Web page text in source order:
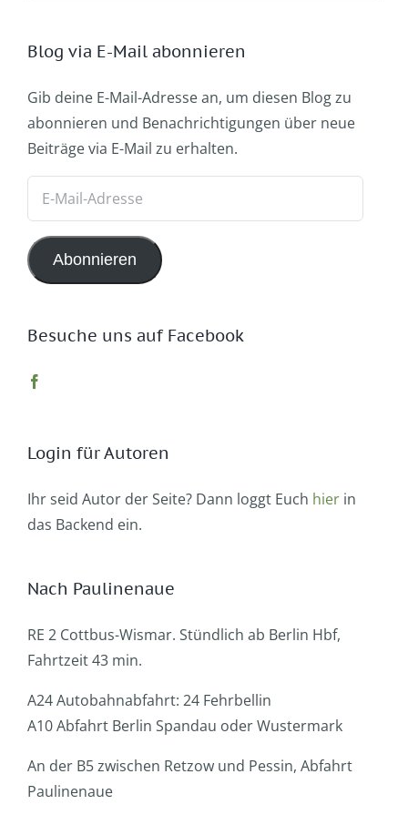
Blog via E-Mail abonnieren
Gib deine E-Mail-Adresse an, um diesen Blog zu
abonnieren und Benachrichtigungen über neue
Beiträge via E-Mail zu erhalten.
Adresse
Abonnieren
Besuche uns auf Facebook
Login für Autoren
Ihr seid Autor der Seite? Dann loggt Euch hier in
das Backend ein.
Nach Paulinenaue
RE 2 Cottbus-Wismar. Stündlich ab Berlin Hbf,
Fahrtzeit 43 min.
A24 Autobahnabfahrt: 24 Fehrbellin
A10 Abfahrt Berlin Spandau oder Wustermark
An der B5 zwischen Retzow und Pessin, Abfahrt
Paulinenaue